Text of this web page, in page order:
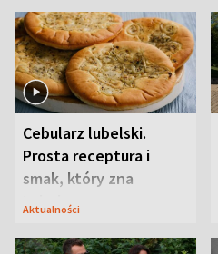
Cebularz lubelski.
Prosta receptura i
smak, który zna
Lubelszczyzna
Aktualności